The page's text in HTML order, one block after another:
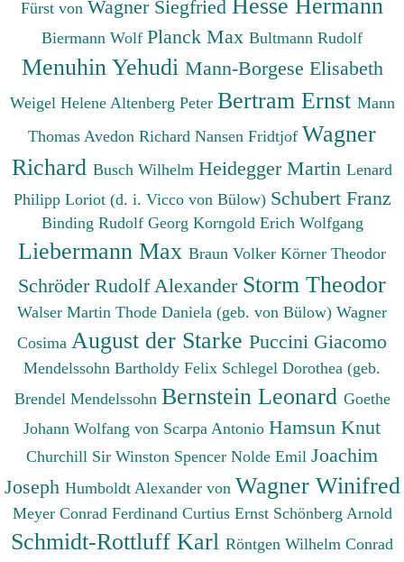
Fürst von Wagner Siegfried
Biermann Wolf Planck Max Bultmann Rudolf
Menuhin Yehudi Mann-Borgese Elisabeth
Weigel Helene Altenberg Peter Bertram Ernst Mann
Thomas Avedon Richard Nansen Fridtjof Wagner
Richard Busch Wilhelm Heidegger Martin Lenard
Philipp Loriot (d. i. Vicco von Bülow) Schubert Franz
Binding Rudolf Georg Korngold Erich Wolfgang
Liebermann Max Braun Volker Körner Theodor
Schröder Rudolf Alexander Storm Theodor
Walser Martin Thode Daniela (geb. von Bülow) Wagner
Cosima August der Starke Puccini Giacomo
Mendelssohn Bartholdy Felix Schlegel Dorothea (geb.
Brendel Mendelssohn Bernstein Leonard Goethe
Johann Wolfang von Scarpa Antonio Hamsun Knut
Churchill Sir Winston Spencer Nolde Emil Joachim
Joseph Humboldt Alexander von Wagner Winifred
Meyer Conrad Ferdinand Curtius Ernst Schönberg Arnold
Schmidt-Rottluff Karl Röntgen Wilhelm Conrad